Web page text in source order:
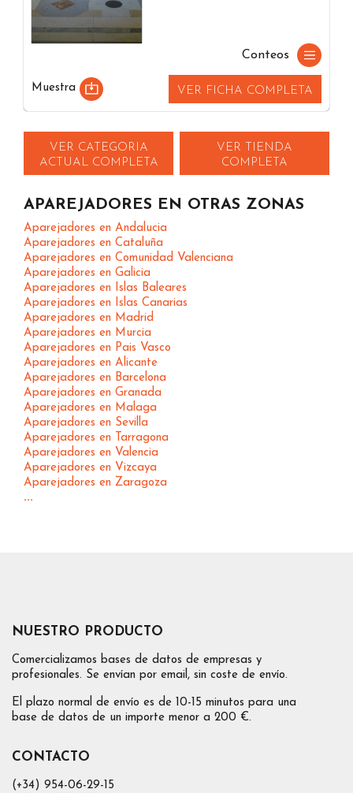
Conteos
Muestra VER FICHA COMPLETA
VER CATEGORIA
ACTUAL COMPLETA
VER TIENDA
COMPLETA
APAREJADORES EN OTRAS ZONAS
Aparejadores en Andalucia
Aparejadores en Cataluña
Aparejadores en Comunidad Valenciana
Aparejadores en Galicia
Aparejadores en Islas Baleares
Aparejadores en Islas Canarias
Aparejadores en Madrid
Aparejadores en Murcia
Aparejadores en Pais Vasco
Aparejadores en Alicante
Aparejadores en Barcelona
Aparejadores en Granada
Aparejadores en Malaga
Aparejadores en Sevilla
Aparejadores en Tarragona
Aparejadores en Valencia
Aparejadores en Vizcaya
Aparejadores en Zaragoza
...
NUESTRO PRODUCTO
Comercializamos bases de datos de empresas y
profesionales. Se envían por email, sin coste de envío.
El plazo normal de envío es de 10-15 minutos para una
base de datos de un importe menor a 200 €.
CONTACTO
(+34) 954-06-29-15